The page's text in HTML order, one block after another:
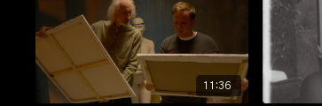
11:36